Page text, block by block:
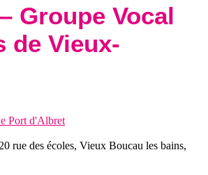
Groupe Vocal
de Vieux-
Port d'Albret
rue des écoles, Vieux Boucau les bains,